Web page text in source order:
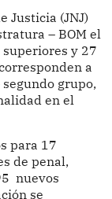
Justicia (JNJ)
– BOM el
y 27
a
grupo,
en el
para 17
de penal,
nuevos
se